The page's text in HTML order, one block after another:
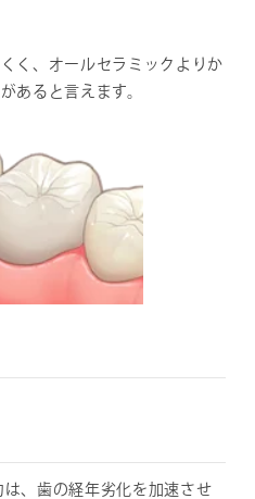
く、オールセラミックよりか
あると言えます。
、歯の経年劣化を加速させ